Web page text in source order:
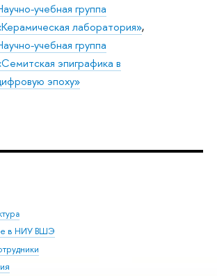
учебная группа
лаборатория»,
учебная группа
эпиграфика в
эпоху»
в НИУ ВШЭ